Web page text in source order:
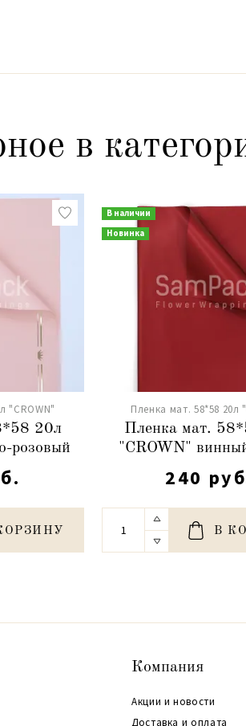
в
"CROWN"
20л
розовый
В наличии
Новинка
Пленка мат. 58*58 20л
Пленка мат.
"CROWN"
240
В
Компания
Акции и новости
Доставка и оплата